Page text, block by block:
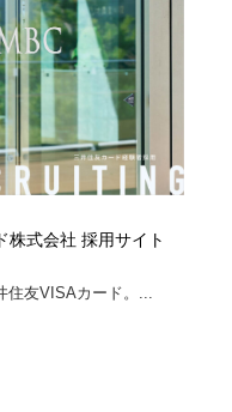
株式会社 採用サイト
友VISAカード。...